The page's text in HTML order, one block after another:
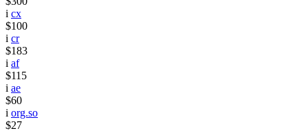
i cx
$100
i cr
$183
i af
$115
i ae
$60
i org.so
$27